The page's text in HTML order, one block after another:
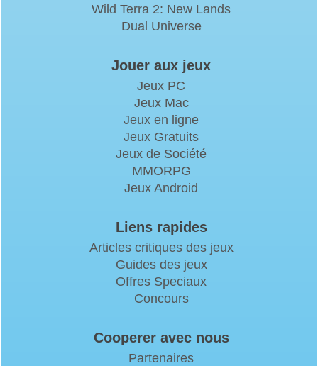
Wild Terra 2: New Lands
Dual Universe
Jouer aux jeux
Jeux PC
Jeux Mac
Jeux en ligne
Jeux Gratuits
Jeux de Société
MMORPG
Jeux Android
Liens rapides
Articles critiques des jeux
Guides des jeux
Offres Speciaux
Concours
Cooperer avec nous
Partenaires